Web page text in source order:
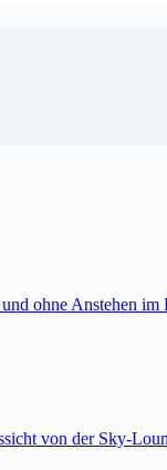
ohne Anstehen
von der Sky-